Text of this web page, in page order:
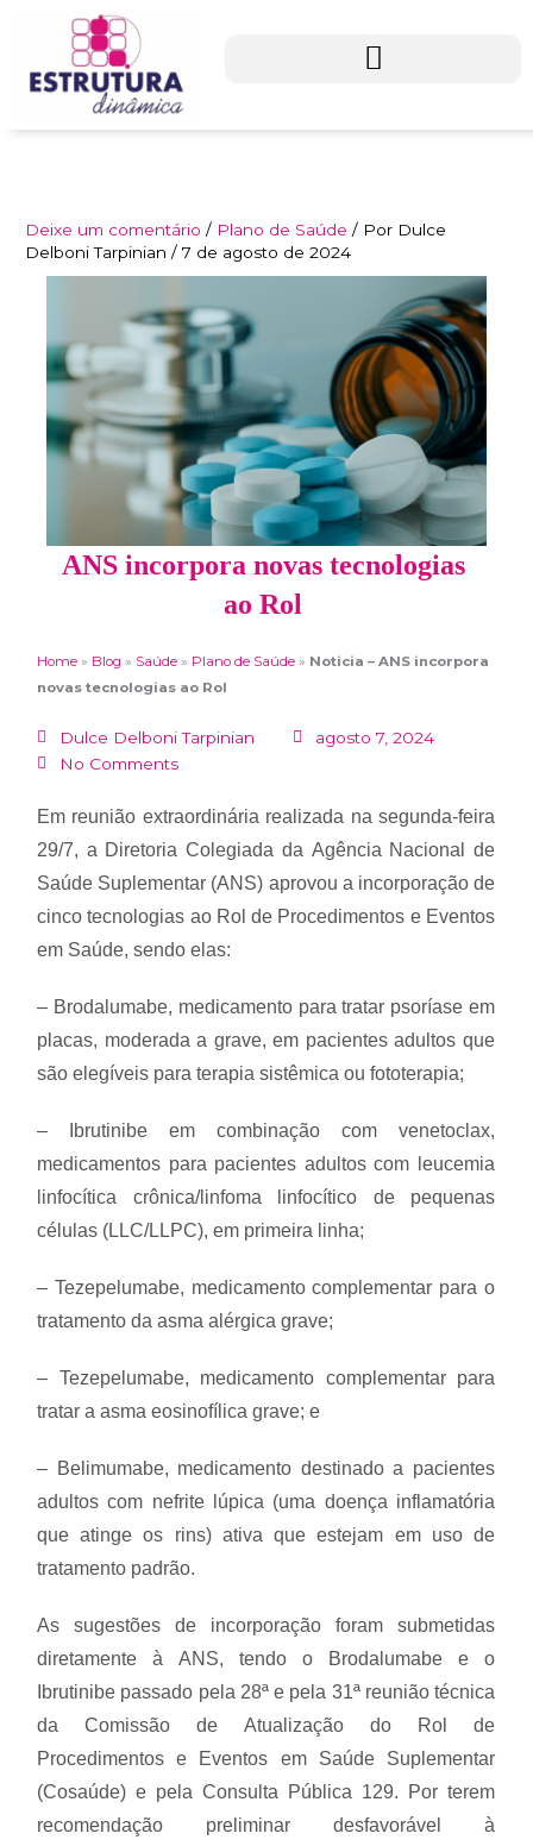
conteúdo
Deixe um comentário / Plano de Saúde / Por Dulce
Delboni Tarpinian/7 de agosto de 2024
ANS incorpora novas tecnologias
ao Rol
Home » Blog » Saúde » Plano de Saúde » Noticia – ANS incorpora
novas tecnologias ao Rol
Dulce Delboni Tarpinian
agosto 7, 2024
No Comments
Em reunião extraordinária realizada na segunda-feira
29/7, a Diretoria Colegiada da Agência Nacional de
Saúde Suplementar (ANS) aprovou a incorporação de
cinco tecnologias ao Rol de Procedimentos e Eventos
em Saúde, sendo elas:
– Brodalumabe, medicamento para tratar psoríase em
placas, moderada a grave, em pacientes adultos que
são elegíveis para terapia sistêmica ou fototerapia;
– Ibrutinibe em combinação com venetoclax,
medicamentos para pacientes adultos com leucemia
linfocítica crônica/linfoma linfocítico de pequenas
células (LLC/LLPC), em primeira linha;
– Tezepelumabe, medicamento complementar para o
tratamento da asma alérgica grave;
– Tezepelumabe, medicamento complementar para
tratar a asma eosinofílica grave; e
– Belimumabe, medicamento destinado a pacientes
adultos com nefrite lúpica (uma doença inflamatória
que atinge os rins) ativa que estejam em uso de
tratamento padrão.
As sugestões de incorporação foram submetidas
diretamente à ANS, tendo o Brodalumabe e o
Ibrutinibe passado pela 28ª e pela 31ª reunião técnica
da Comissão de Atualização do Rol de
Procedimentos e Eventos em Saúde Suplementar
(Cosaúde) e pela Consulta Pública 129. Por terem
recomendação preliminar desfavorável à